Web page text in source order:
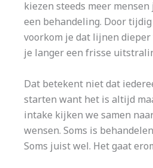
kiezen steeds meer
een behandeling. Door
voorkom je dat lijnen
je langer een frisse
Dat betekent niet dat
starten want het is altijd
intake kijken we samen
wensen. Soms is
Soms juist wel. Het gaat